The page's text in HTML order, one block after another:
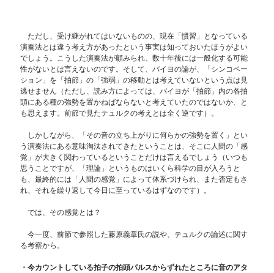
ただし、受け継がれてはいないものの、現在「慣習」となっている
演奏法とは違う考え方があったという事実は知っておいたほうがよい
でしょう。こうした演奏法が顧みられ、数十年後には一般化する可能
性がないとは言えないのです。そして、バイヨの論が、「シンコペー
ション」を「拍節」の「強弱」の移動とは考えていないという点は見
逃せません（ただし、読み方によっては、バイヨが「拍節」内の各拍
頭にある種の強勢を置かねばならないと考えていたのではないか、と
も思えます。前節で見たテュルクの考えとは全く逆です）。
しかしながら、「その音の立ち上がりに何らかの強勢を置く」とい
う演奏法にある意味淘汰されてきたということは、そこに人間の「感
覚」が大きく関わっているということだけは言えるでしょう（いつも
思うことですが、「理論」というものはいくら科学の目が入ろうと
も、最終的には「人間の感覚」によって体系づけられ、また否定もさ
れ、それを繰り返して今日に至っているはずなのです）。
では、その感覚とは？
今一度、前節で参照した藤原義章氏の説や、テュルクの論述に関す
る考察から。
・今カウントしている拍子の拍頭パルスからずれたところに音のアタ